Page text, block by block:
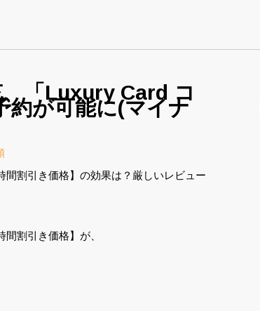
「Luxury Card コ
約が可能に(マイナ
割引き価格】の効果は？厳しいレビュー
割引き価格】が、